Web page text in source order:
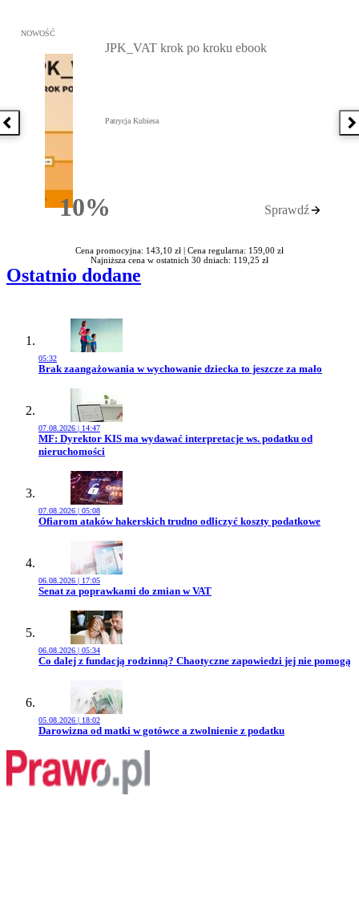
Poprzednia książka
Przejdź do: JPK_VAT krok po kroku ebook, Patrycja Kubiesa -
NOWOŚĆ
10%Rabatu
JPK_VAT krok po kroku ebook
Patrycja Kubiesa
Sprawdź
Cena promocyjna: 143,10 zł | Cena regularna: 159,00 zł
Najniższa cena w ostatnich 30 dniach: 119,25 zł
Ostatnio dodane
05:32
Przejdź do artykułu:
Brak zaangażowania w wychowanie dziecka to jeszcze za mało
07.08.2026 | 14:47
Przejdź do artykułu:
MF: Dyrektor KIS ma wydawać interpretacje ws. podatku od
nieruchomości
07.08.2026 | 05:08
Przejdź do artykułu:
Ofiarom ataków hakerskich trudno odliczyć koszty podatkowe
06.08.2026 | 17:05
Przejdź do artykułu:
Senat za poprawkami do zmian w VAT
06.08.2026 | 05:34
Przejdź do artykułu:
Co dalej z fundacją rodzinną? Chaotyczne zapowiedzi jej nie pomogą
05.08.2026 | 18:02
Przejdź do artykułu:
Darowizna od matki w gotówce a zwolnienie z podatku